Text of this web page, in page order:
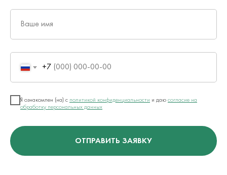
Ваше имя
+7
Я ознакомлен (на) с политикой конфиденциальности и даю согласие на
обработку персональных данных
ОТПРАВИТЬ ЗАЯВКУ